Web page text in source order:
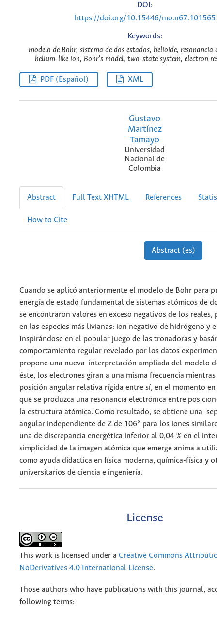
DOI:
https://doi.org/10.15446/mo.n67.101565
Keywords:
modelo de Bohr, sistema de dos estados, helioide, resonancia
helium-like ion, Bohr’s model, two-state system, electron
PDF (Español) XML
Gustavo
Martínez
Tamayo
Universidad
Nacional de
Colombia
Abstract Full Text XHTML References
How to Cite
Abstract (es)
Cuando se aplicó anteriormente el modelo de Bohr para
energía de estado fundamental de sistemas atómicos de
se encontraron valores en exceso negativos de los
en las especies más livianas: ion negativo de hidrógeno y
Inspirándose en el popular juego de las tronadoras y
comportamiento regular revelado por los datos
propone una nueva interpretación ampliada del modelo
éste, los electrones giran a una misma frecuencia
posición angular relativa rígida entre sí, en el momento en
que se produzca una resonancia electrónica entre
la estructura atómica. Como resultado, se obtiene una
angular independiente de Z de 106° para los iones
una de discrepancia energética inferior al 0,04 % en el
simplicidad de la imagen atómica que emerge anima a
como ayuda didactica en física moderna, química-física y
universitarios de ciencia e ingeniería.
License
This work is licensed under a Creative Commons
NoDerivatives 4.0 International License.
Those authors who have publications with this journal,
following terms: